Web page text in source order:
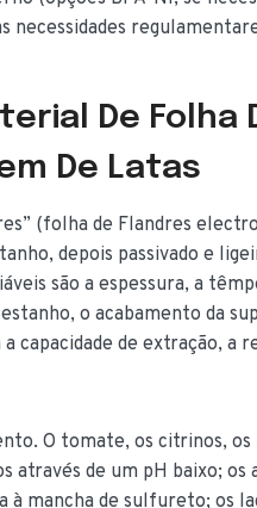
De Folha
De Latas
(folha de Flandres
depois passivado e
são a espessura, a
o acabamento da
capacidade de extração, a
O tomate, os citrinos,
através de um pH baixo;
mancha de sulfureto; os